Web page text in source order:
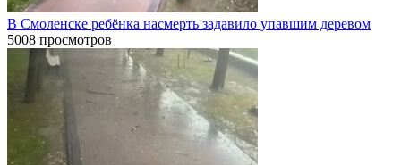
В Смоленске ребёнка насмерть задавило упавшим деревом
5008 просмотров